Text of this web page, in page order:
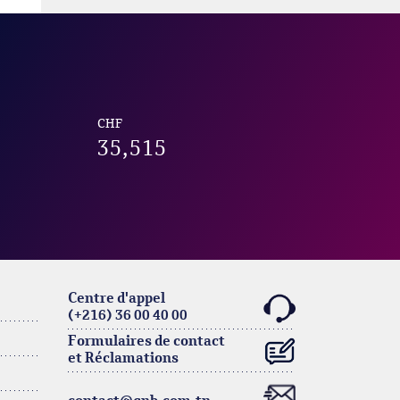
CHF
35,515
Centre d'appel
(+216) 36 00 40 00
Formulaires de contact
et Réclamations